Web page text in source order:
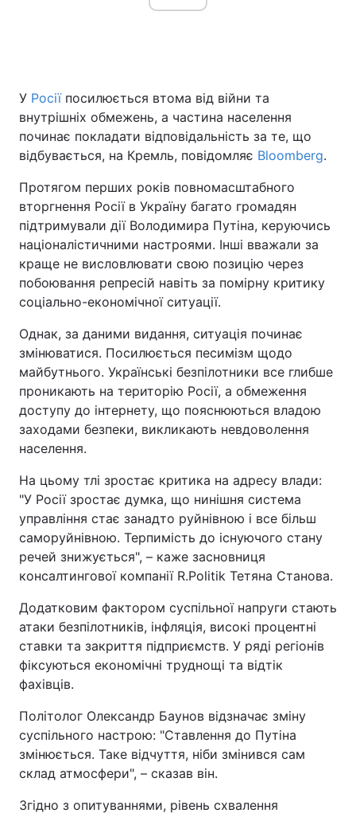
У Росіїпосилюється втома від війни та
внутрішніх обмежень, а частина населення
починає покладати відповідальність за те, що
відбувається, на Кремль, повідомляє Bloomberg.
Протягом перших років повномасштабного
вторгнення Росії в Україну багато громадян
підтримували дії Володимира Путіна, керуючись
націоналістичними настроями. Інші вважали за
краще не висловлювати свою позицію через
побоювання репресій навіть за помірну критику
соціально-економічної ситуації.
Однак, за даними видання, ситуація починає
змінюватися. Посилюється песимізм щодо
майбутнього. Українські безпілотники все глибше
проникають на територію Росії, а обмеження
доступу до інтернету, що пояснюються владою
заходами безпеки, викликають невдоволення
населення.
На цьому тлі зростає критика на адресу влади:
"У Росії зростає думка, що нинішня система
управління стає занадто руйнівною і все більш
саморуйнівною. Терпимість до існуючого стану
речей знижується", – каже засновниця
консалтингової компанії R.Politik Тетяна Станова.
Додатковим фактором суспільної напруги стають
атаки безпілотників, інфляція, високі процентні
ставки та закриття підприємств. У ряді регіонів
фіксуються економічні труднощі та відтік
фахівців.
Політолог Олександр Баунов відзначає зміну
суспільного настрою: "Ставлення до Путіна
змінюється. Таке відчуття, ніби змінився сам
склад атмосфери", – сказав він.
Згідно з опитуваннями, рівень схвалення